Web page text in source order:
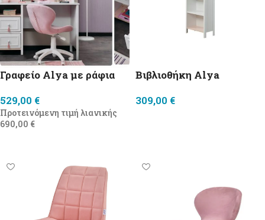
Γραφείο Alya με ράφια
529,00 €
Προτεινόμενη τιμή λιανικής
690,00 €
Βιβλιοθήκη Alya
309,00 €